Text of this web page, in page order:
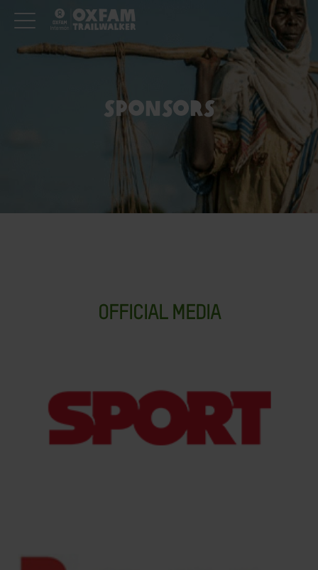
SPONSORS
OFFICIAL MEDIA